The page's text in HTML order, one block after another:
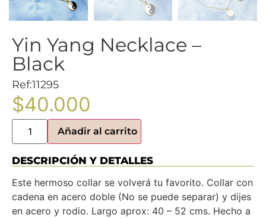
Yin Yang Necklace –
Black
Ref:11295
$40.000
Añadir al carrito
DESCRIPCIÓN Y DETALLES
Este hermoso collar se volverá tu favorito. Collar con
cadena en acero doble (No se puede separar) y dijes
en acero y rodio. Largo aprox: 40 – 52 cms. Hecho a